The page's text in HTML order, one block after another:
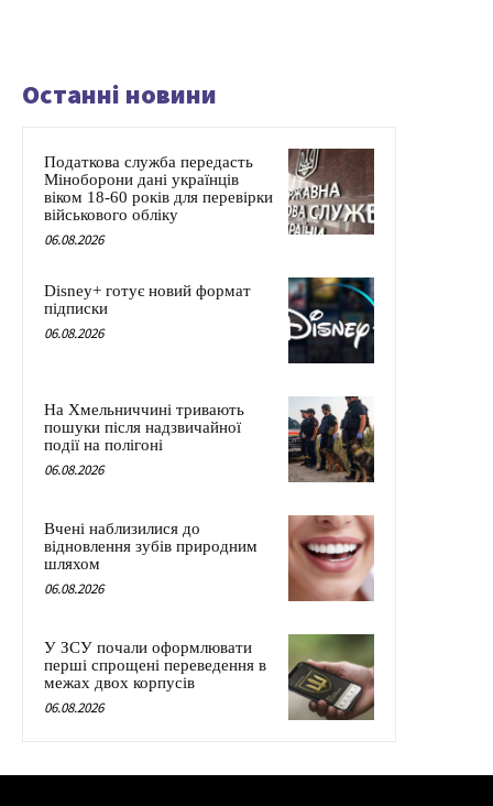
Останні новини
Податкова служба передасть
Міноборони дані українців
віком 18-60 років для перевірки
військового обліку
06.08.2026
Disney+ готує новий формат
підписки
06.08.2026
На Хмельниччині тривають
пошуки після надзвичайної
події на полігоні
06.08.2026
Вчені наблизилися до
відновлення зубів природним
шляхом
06.08.2026
У ЗСУ почали оформлювати
перші спрощені переведення в
межах двох корпусів
06.08.2026